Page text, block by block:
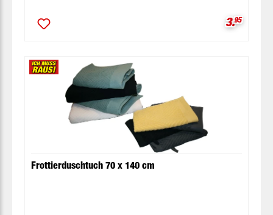
3.95
Frottierduschtuch 70 x 140 cm